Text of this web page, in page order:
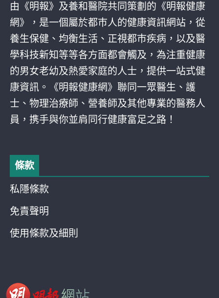
由《明報》及養和醫院共同策劃的《明報健康
網》，是一個屬於都巿人的健康資訊網站，從
養生保健、均衡生活、正視都巿疾病，以及醫
學科技新知等等各方面都會觸及，為注重健康
的男女老幼及熱愛家庭的人士，提供一站式健
康資訊。《明報健康網》聯同一眾醫生、護
士、物理治療師、營養師及其他專業的醫務人
員，携手與你並肩同行健康富足之路！
條款
私隱條款
免責聲明
使用條款及細則